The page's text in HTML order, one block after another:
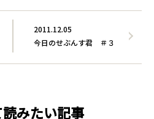
2011.12.05
今日のせぶんす君 ＃３
みたい記事